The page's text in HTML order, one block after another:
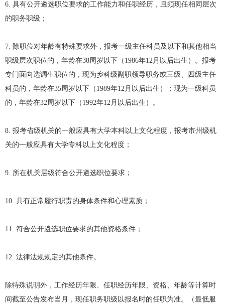
6. 具有公开遴选职位要求的工作能力和任职经历，且须现任相同层次
的职务职级；
7. 除职位对年龄有特殊要求外，报考一级主任科员及以下和其他相当
职级层次职位的，年龄在38周岁以下（1986年12月以后出生）。报考
专门面向选调生职位的，现为乡科级副职领导职务或三级、四级主任
科员的，年龄在35周岁以下（1989年12月以后出生）；现为一级科员
的，年龄在32周岁以下（1992年12月以后出生）。
8. 报考省级机关的一般应具有大学本科以上文化程度，报考市州级机
关的一般应具有大学专科以上文化程度；
9. 所在机关层级符合公开遴选职位要求；
10. 具有正常履行职责的身体条件和心理素质；
11. 符合公开遴选职位要求的其他资格条件；
12. 法律法规规定的其他条件。
除特殊说明外，工作经历年限、任职经历年限、资格、年龄等计算时
间截至公告发布当月，现任职务职级以报名时的任职为准。（最低服